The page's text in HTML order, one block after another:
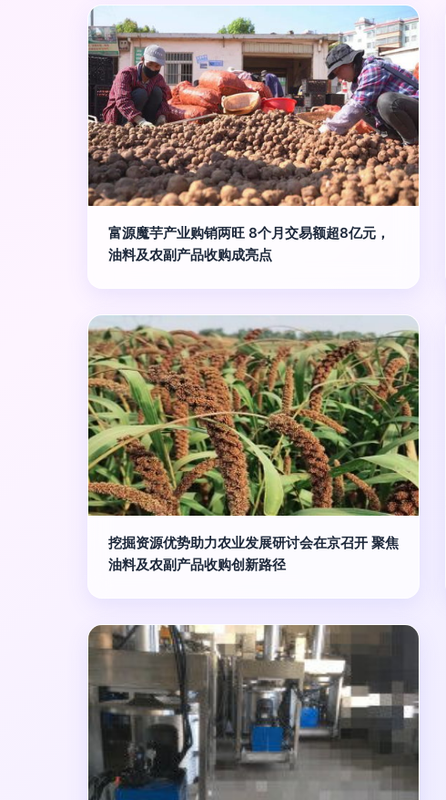
富源魔芋产业购销两旺 8个月交易额超8亿元，
油料及农副产品收购成亮点
挖掘资源优势助力农业发展研讨会在京召开 聚焦
油料及农副产品收购创新路径